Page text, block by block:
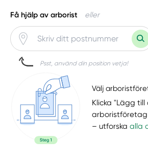
Få hjälp av arborist eller
Psst, använd din position vetja!
Välj
Klicka "Lägg
arboristföretag
– utforskaalla